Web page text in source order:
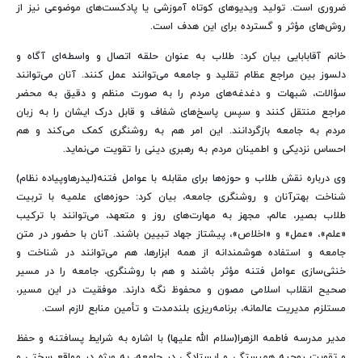
ضروری است. تولید ویدیوهای کوتاه آموزشی یا پادکست‌های موضوعی نیز از
روش‌های مؤثر و گسترده برای این هدف است.
خانم آقابابایی بیان کرد: طلاب به عنوان حلقه اتصال و واسطه‌ای آگاه و
دلسوز بین مراجع عظام تقلید و جامعه می‌توانند عمل کنند. آنان می‌توانند
سؤالات، شبهات و دغدغه‌های مردم را به صورت منظم و دقیق به محضر
مراجع منتقل کنند و سپس پاسخ‌های شفاف و قابل درک ایشان را به زبان
مردم به جامعه بازگردانند. این امر هم به روشنگری کمک می‌کند و هم
احساس نزدیکی و اطمینان مردم به رهبری دینی را تقویت می‌نماید.
وی درباره نقش طلاب و حوزه‌ها برای مقابله با عوامل فتنه(لیدرهاوپیاده نظام)
شناخت بهترآنان و روشنگری جامعه، بیان کرد: حوزه‌های علمیه با تربیت
طلاب بصیر، عالم، مجهز به مهارت‌های روز و متعهد، می‌توانند با ترکیب
«علم»، «عمل» و «اخلاص»، پیشتاز جهاد تبیین باشند. آنان با حضور در متن
جامعه و استفاده هوشمندانه از همه ابزارها، هم می‌توانند در شناخت و
خنثی‌سازی عوامل فتنه مؤثر باشند و هم با روشنگری، جامعه را در مسیر
صحیح انقلاب اسلامی مصون و محفوظ نگه دارند. موفقیت در این مسیر،
مستلزم مدیریت عالمانه، برنامه‌ریزی بلندمدت و تأمین منابع لازم است.
مدیر مدرسه فاطمه الزهرا(سلام الله علیها)با اشاره به شرایط پسافتنه و حفظ